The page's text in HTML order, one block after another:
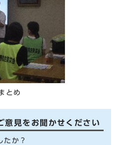
とめ
意見をお聞かせください
たか？